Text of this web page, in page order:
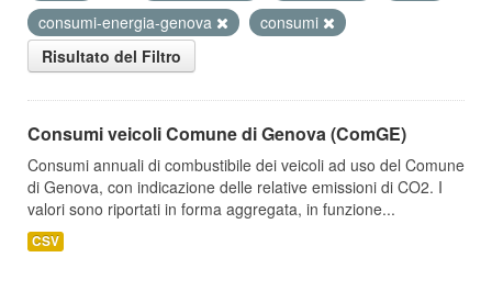
consumi-energia-genova
consumi
Risultato del Filtro
Consumi veicoli Comune di Genova (ComGE)
Consumi annuali di combustibile dei veicoli ad uso del Comune
di Genova, con indicazione delle relative emissioni di CO2. I
valori sono riportati in forma aggregata, in funzione...
CSV